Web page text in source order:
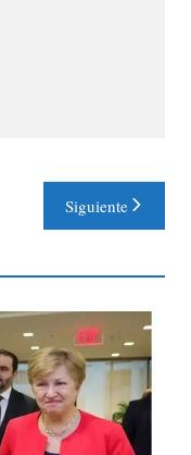
Siguiente